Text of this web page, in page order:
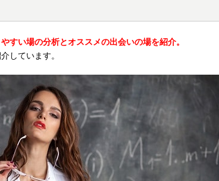
すい場の分析とオススメの出会いの場を紹介。
しています。